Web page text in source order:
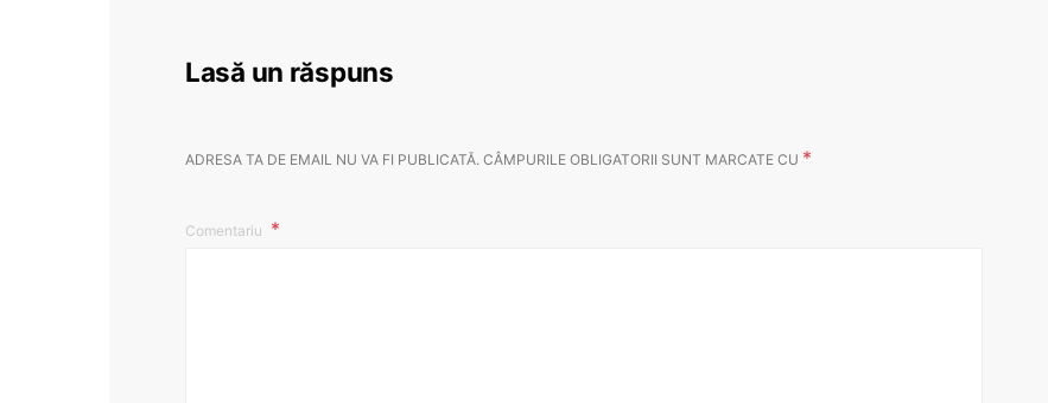
Lasă un răspuns
ADRESA TA DE EMAIL NU VA FI PUBLICATĂ. CÂMPURILE OBLIGATORII SUNT MARCATE CU *
Comentariu